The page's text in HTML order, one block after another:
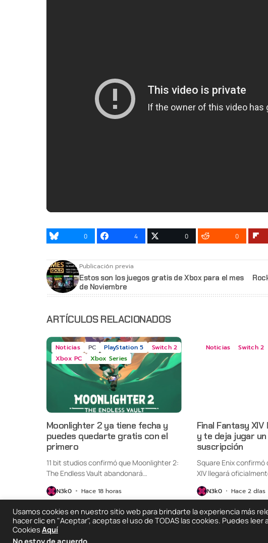
0 4 0 0
Publicación previa
Estos son los juegos gratis de Xbox para el mes
de Noviembre
ARTÍCULOS RELACIONADOS
Noticias PC PlayStation 5
Switch 2
Xbox PC
Xbox Series
Moonlighter 2 ya tiene fecha y
puedes quedarte gratis con el
primero
11 bit studios confirmó que Moonlighter 2:
The Endless Vault abandonará
N3k0 Hace 18 horas
Noticias Switch 2
Final Fantasy
y te deja jugar
suscripción
Square Enix confirmó
XIV llegará
N3k0 Hace 2 días
2025 © Degeneraciónx.com | Anime, Games & Nothing Else
Usamos cookies en nuestro sitio web para brindarte la experiencia más
hacer clic en "Aceptar", aceptas el uso de TODAS las cookies. Puedes leer
Cookies Aquí
No estoy de acuerdo